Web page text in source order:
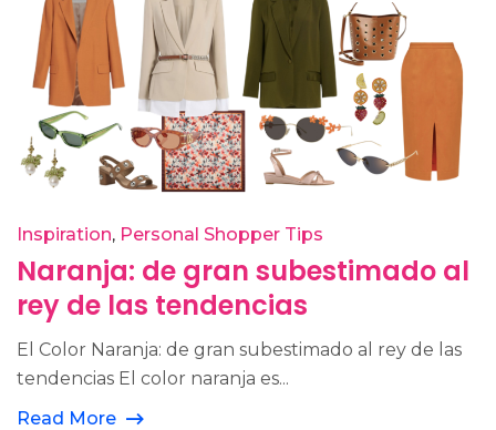
Inspiration Personal Shopper Tips
Naranja: de gran subestimado al
rey de las tendencias
El Color Naranja: de gran subestimado al rey de las
tendencias El color naranja es...
Read More